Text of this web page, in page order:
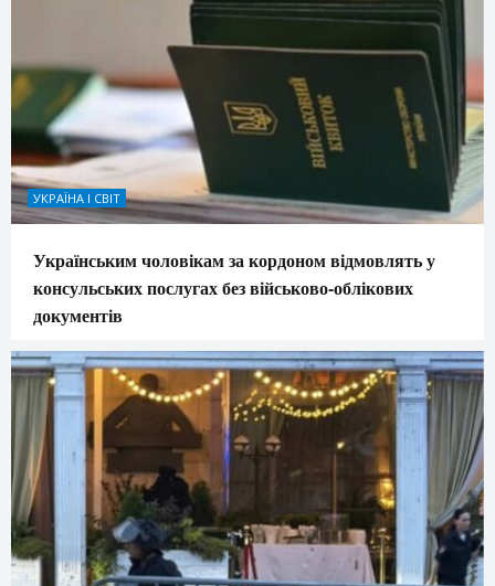
УКРАЇНА І СВІТ
Українським чоловікам за кордоном відмовлять у
консульських послугах без військово-облікових
документів